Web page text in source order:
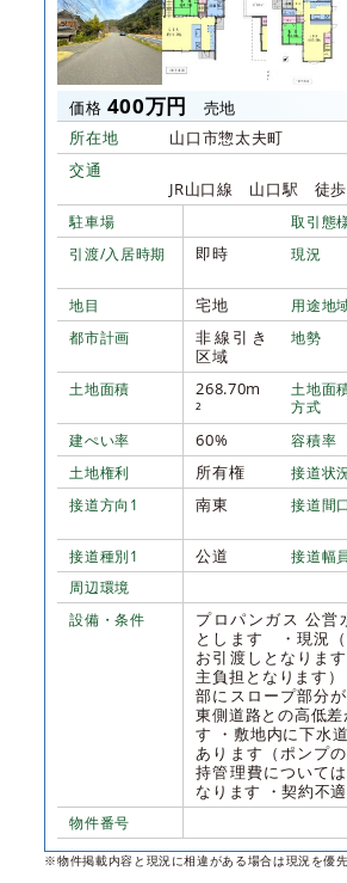
価格 400万円
売地
所在地
山口市惣太夫町
交通
JR山口線 山口駅 徒
駐車場 取引態
引渡/入居時期 即時 現況
地目 宅地 用途地
都市計画
非線引き
区域
地勢
土地面積
268.70m
²
土地面
方式
建ぺい率
60% 容積率
土地権利 所有権
接道状
接道方向1
南東 接道間
接道種別1 公道 接道幅
周辺環境
設備・条件
プロパンガス 公営
とします ・現況
お引渡しとなりま
主負担となります
部にスロープ部分
東側道路との高低
す ・敷地内に下水
あります（ポンプ
持管理費について
なります ・契約不
物件番号
※物件掲載内容と現況に相違がある場合は現況を優先